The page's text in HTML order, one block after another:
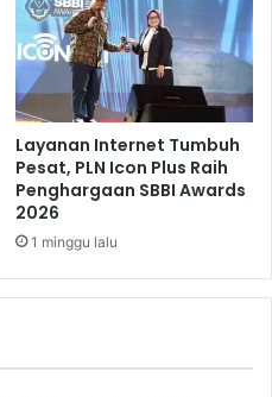
Layanan Internet Tumbuh
Pesat, PLN Icon Plus Raih
Penghargaan SBBI Awards
2026
1 minggu lalu